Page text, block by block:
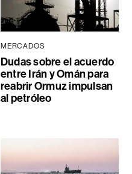
MERCADOS
Dudas sobre el acuerdo
entre Irán y Omán para
reabrir Ormuz impulsan
al petróleo